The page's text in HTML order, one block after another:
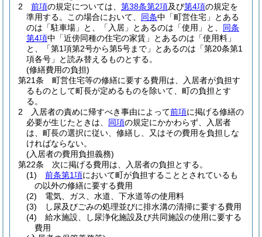
2
前項の規定については、 第38条第2項及び第4項の規定を
準用する。
この場合において、 同条中「町営住宅」とある
のは「駐車場」と、「入居」とあるのは「使用」と、 同条
第4項中「近傍同種の住宅の家賃」とあるのは「使用料」
と、「第1項第2号から第5号まで」とあるのは「第20条第1
項各号」と読み替えるものとする。
(修繕費用の負担)
第21条
町営住宅等の修繕に要する費用は、入居者が負担す
るものとして町長が定めるものを除いて、町の負担とす
る。
2
入居者の責めに帰すべき事由によって前項に掲げる修繕の
必要が生じたときは、 同項の規定にかかわらず、入居者
は、町長の選択に従い、修繕し、又はその費用を負担しな
ければならない。
(入居者の費用負担義務)
第22条
次に掲げる費用は、入居者の負担とする。
(1)
前条第1項において町が負担することとされているも
の以外の修繕に要する費用
(2)
電気、ガス、水道、下水道等の使用料
(3)
し尿及びごみの処理並びに排水溝の清掃に要する費用
(4)
給水施設、し尿浄化施設及び共同施設の使用に要する
費用